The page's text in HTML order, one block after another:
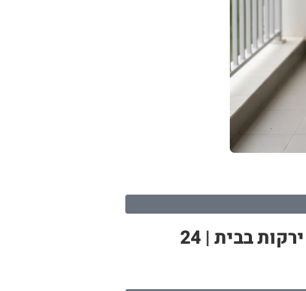
מערכת הידרופונית ‘גינת ירק’ – ערכה הידרופונית מושלמת לגידול ירקות בבית | 24